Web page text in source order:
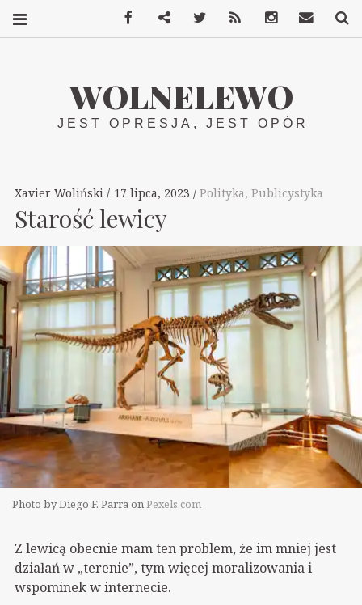
WOLNELEWO
JEST OPRESJA, JEST OPÓR
Xavier Woliński 17 lipca, 2023 Polityka, Publicystyka
Starość lewicy
Photo by Diego F. Parra onPexels.com
Z lewicą obecnie mam ten problem, że im mniej jest
działań w „terenie”, tym więcej moralizowania i
wspominek w internecie.
FacebookMastodonTwitter InstagramKontakt